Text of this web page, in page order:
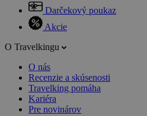
Darčekový poukaz
Akcie
O Travelkingu
O nás
Recenzie a skúsenosti
Travelking pomáha
Kariéra
Pre novinárov